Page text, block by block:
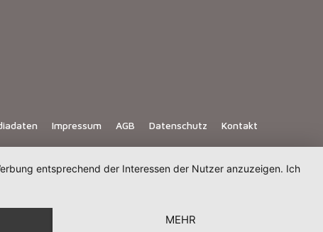
Impressum AGB Datenschutz Kontakt
entsprechend der Interessen der Nutzer anzuzeigen. Ich
MEHR